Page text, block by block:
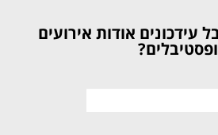
ופסטיבלים?